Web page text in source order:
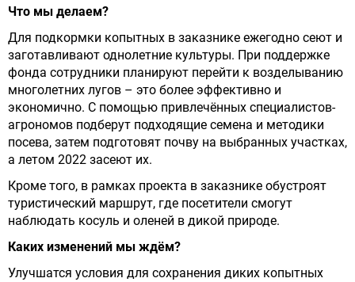
Что мы делаем?
Для подкормки копытных в заказнике ежегодно сеют и
заготавливают однолетние культуры. При поддержке
фонда сотрудники планируют перейти к возделыванию
многолетних лугов – это более эффективно и
экономично. С помощью привлечённых специалистов-
агрономов подберут подходящие семена и методики
посева, затем подготовят почву на выбранных участках,
а летом 2022 засеют их.
Кроме того, в рамках проекта в заказнике обустроят
туристический маршрут, где посетители смогут
наблюдать косуль и оленей в дикой природе.
Каких изменений мы ждём?
Улучшатся условия для сохранения диких копытных